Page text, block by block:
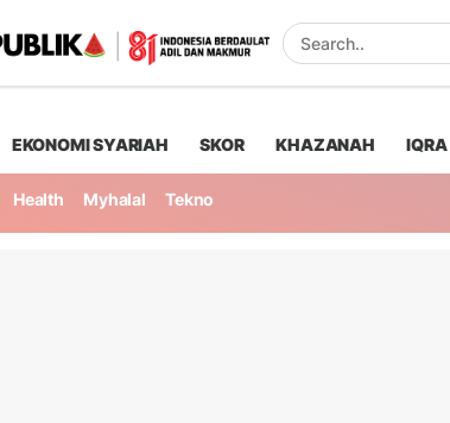
EKONOMI SYARIAH SKOR KHAZANAH IQRA
Health Myhalal Tekno